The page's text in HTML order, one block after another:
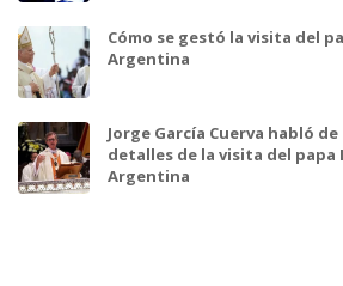
Cómo se gestó la visita del
Argentina
Jorge García Cuerva habló
detalles de la visita del papa
Argentina